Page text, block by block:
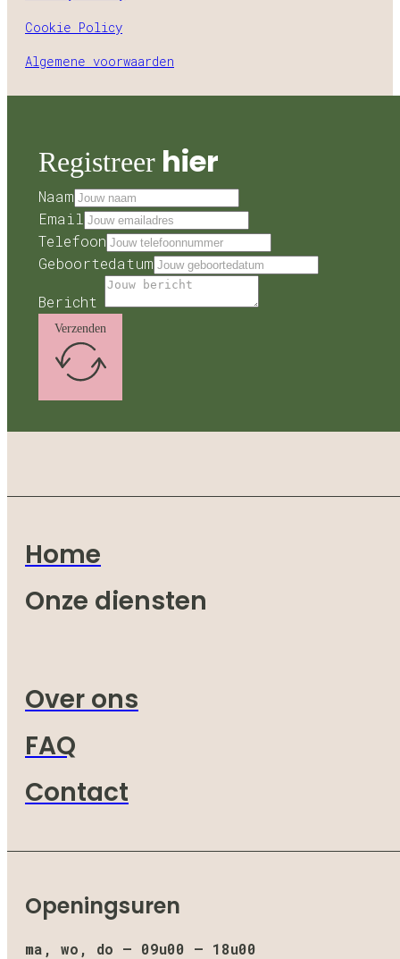
Cookie Policy
Algemene voorwaarden
Registreer hier
Naam
Email
Telefoon
Geboortedatum
Bericht
Verzenden
Home
Onze diensten
Over ons
FAQ
Contact
Openingsuren
ma, wo, do – 09u00 – 18u00